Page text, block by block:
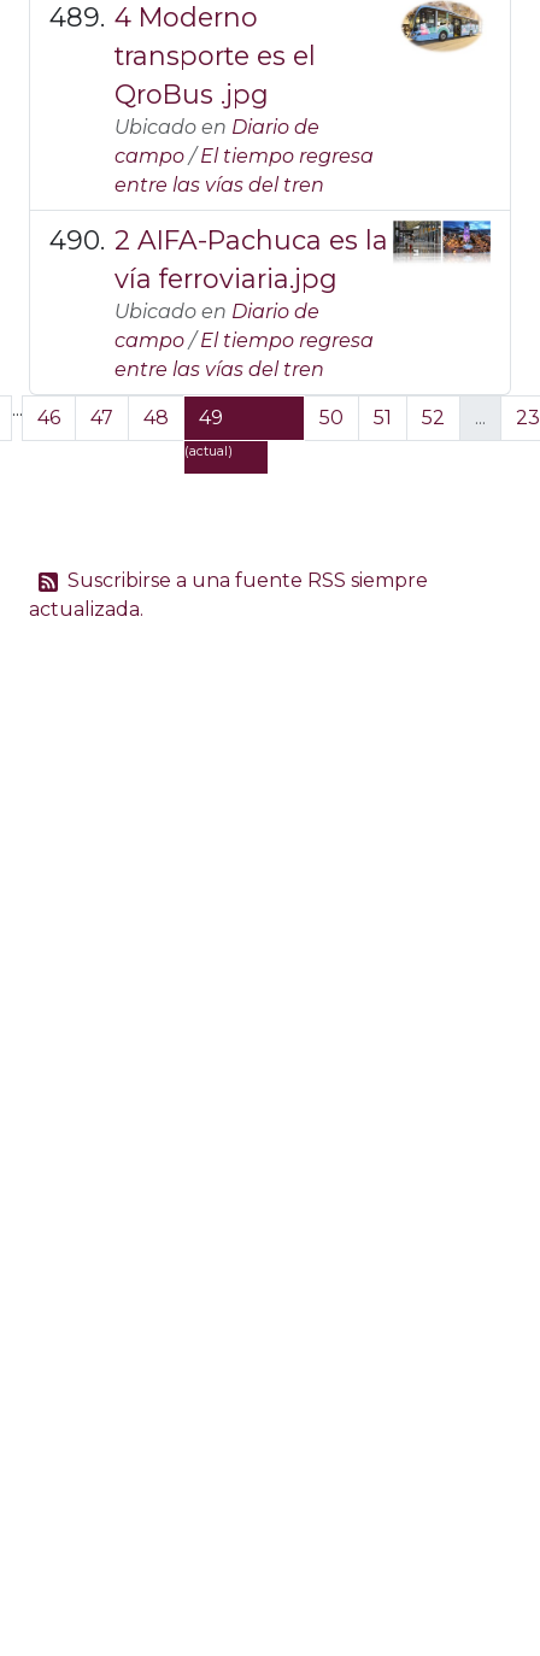
4 Moderno
transporte es el
QroBus .jpg
Ubicado en Diario de
campo /El tiempo regresa
entre las vías del tren
2 AIFA-Pachuca es la
vía ferroviaria.jpg
Ubicado en Diario de
campo /El tiempo regresa
entre las vías del tren
...
46 47 48 49
(actual)
50 51 52 ...
Suscribirse a una fuente RSS siempre
actualizada.